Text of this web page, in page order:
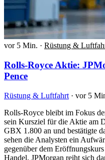
vor 5 Min. · Rüstung &
Rolls-Royce Aktie:
Pence
Rüstung & Luftfahrt · vor 5
Rolls-Royce bleibt im Fokus
sein Kursziel für die Aktie am
GBX 1.800 an und bestätigte
sehen die Analysten ein
gegenüber dem
Handel. JPMorgan reiht sich